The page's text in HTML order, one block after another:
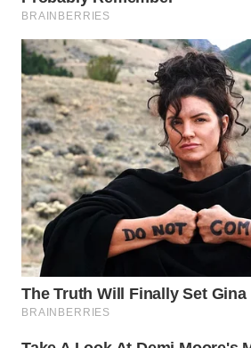
TRAVEL
WAHANA
TV
WAHANANEWS
ID
WAHANANEWS
CO ID
WAHANANEWS
NET
WAHANA
SPORT